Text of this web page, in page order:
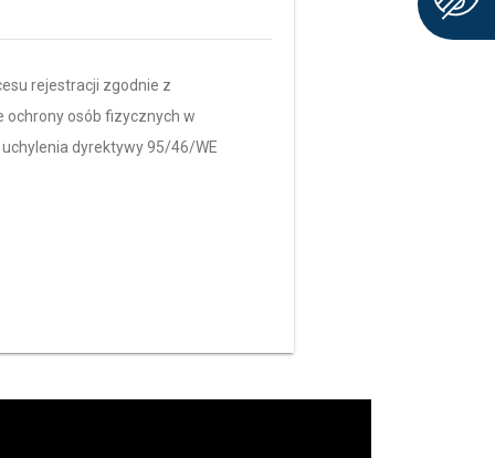
rejestracji zgodnie z
ochrony osób fizycznych w
dyrektywy 95/46/WE